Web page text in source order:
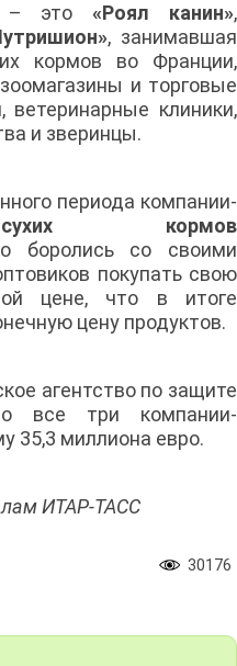
– это«Роял канин»,
, занимавшая
кормов во Франции,
и торговые
клиники,
и зверинцы.
периода компании-
сухих кормов
боролись со своими
покупать свою
цене, что в итоге
цену продуктов.
агентство по защите
все три компании-
35,3 миллиона евро.
ИТАР-ТАСС
30176